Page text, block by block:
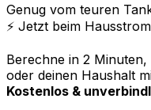
Genug vom teuren
⚡️ Jetzt beim
Berechne in 2
oder deinen Haushalt
Kostenlos &